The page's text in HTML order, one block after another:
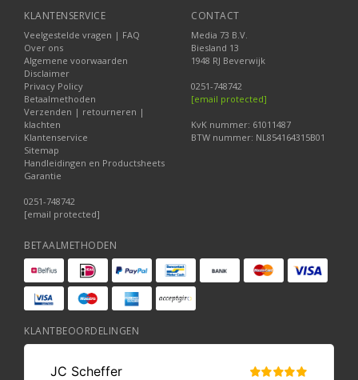
KLANTENSERVICE
Veelgestelde vragen | FAQ
Over ons
Algemene voorwaarden
Disclaimer
Privacy Policy
Betaalmethoden
Verzenden | retourneren |
klachten
Klantenservice
Sitemap
Handleidingen en Productsheets
Garantie
0251-748742
[email protected]
CONTACT
Media 73 B.V.
Biesland 13
1948 RJ Beverwijk
0251-748742
[email protected]
KvK nummer: 61011487
BTW nummer: NL854164315B01
BETAALMETHODEN
KLANTBEOORDELINGEN